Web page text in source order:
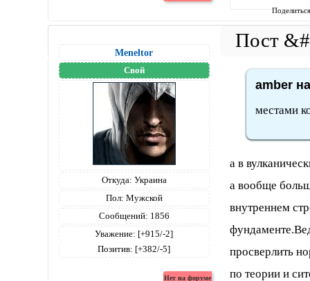
Meneltоr
Свой
Откуда: Украина
Пол: Мужской
Сообщений: 1856
Уважение: [+915/-2]
Позитив: [+382/-5]
amber
местами
а в
а вообще
внутреннем
просверлить
по теории и